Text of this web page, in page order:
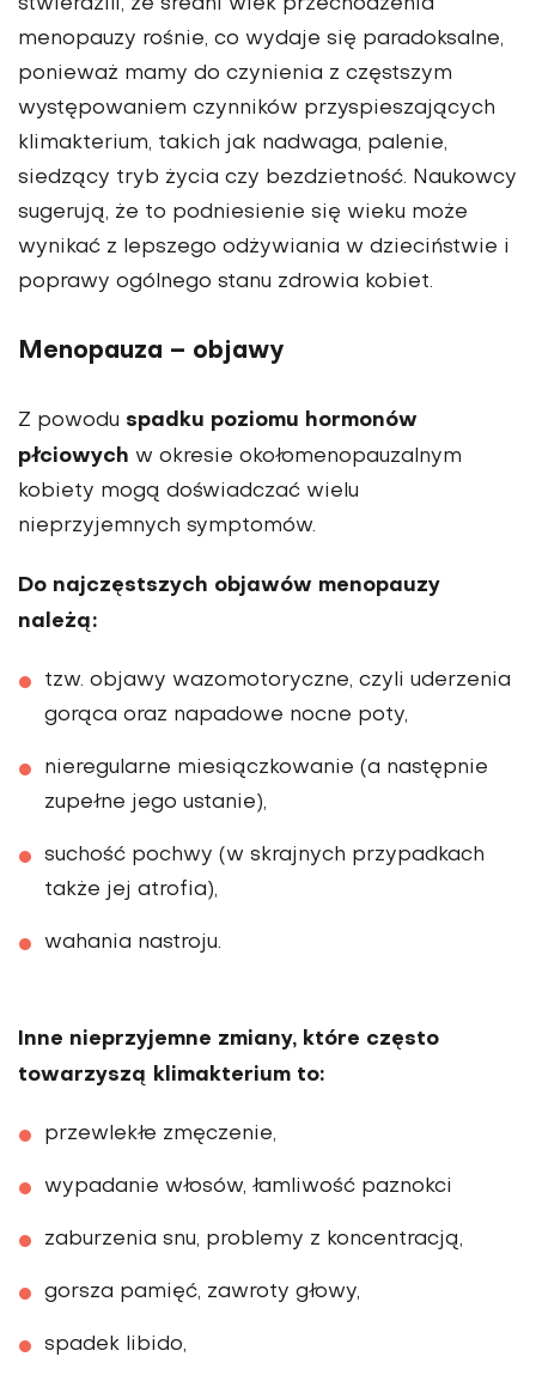
stwierdzili, że średni wiek przechodzenia
menopauzy rośnie, co wydaje się paradoksalne,
ponieważ mamy do czynienia z częstszym
występowaniem czynników przyspieszających
klimakterium, takich jak nadwaga, palenie,
siedzący tryb życia czy bezdzietność. Naukowcy
sugerują, że to podniesienie się wieku może
wynikać z lepszego odżywiania w dzieciństwie i
poprawy ogólnego stanu zdrowia kobiet.
Menopauza – objawy
Z powodu spadku poziomu hormonów
płciowych w okresie okołomenopauzalnym
kobiety mogą doświadczać wielu
nieprzyjemnych symptomów.
Do najczęstszych objawów menopauzy
należą:
tzw. objawy wazomotoryczne, czyli uderzenia
gorąca oraz napadowe nocne poty,
nieregularne miesiączkowanie (a następnie
zupełne jego ustanie),
suchość pochwy (w skrajnych przypadkach
także jej atrofia),
wahania nastroju.
Inne nieprzyjemne zmiany, które często
towarzyszą klimakterium to:
przewlekłe zmęczenie,
wypadanie włosów, łamliwość paznokci
zaburzenia snu, problemy z koncentracją,
gorsza pamięć, zawroty głowy,
spadek libido,